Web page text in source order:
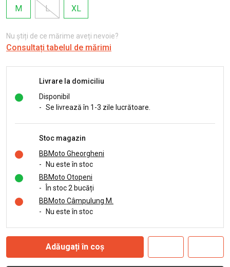
M
L XL
Nu știți de ce mărime aveți nevoie?
Consultați tabelul de mărimi
Livrare la domiciliu
Disponibil
- Se livrează în 1-3 zile lucrătoare.
Stoc magazin
BBMoto Gheorgheni
-
Nu este în stoc
BBMoto Otopeni
-
În stoc 2 bucăți
BBMoto Câmpulung M.
-
Nu este în stoc
Adăugați în coș